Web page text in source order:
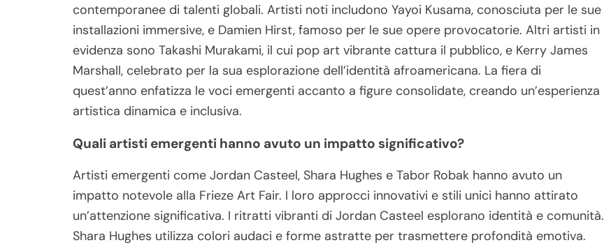
contemporanee di talenti globali. Artisti noti includono Yayoi Kusama, conosciuta per le sue
installazioni immersive, e Damien Hirst, famoso per le sue opere provocatorie. Altri artisti in
evidenza sono Takashi Murakami, il cui pop art vibrante cattura il pubblico, e Kerry James
Marshall, celebrato per la sua esplorazione dell’identità afroamericana. La fiera di
quest’anno enfatizza le voci emergenti accanto a figure consolidate, creando un’esperienza
artistica dinamica e inclusiva.
Quali artisti emergenti hanno avuto un impatto significativo?
Artisti emergenti come Jordan Casteel, Shara Hughes e Tabor Robak hanno avuto un
impatto notevole alla Frieze Art Fair. I loro approcci innovativi e stili unici hanno attirato
un’attenzione significativa. I ritratti vibranti di Jordan Casteel esplorano identità e comunità.
Shara Hughes utilizza colori audaci e forme astratte per trasmettere profondità emotiva.